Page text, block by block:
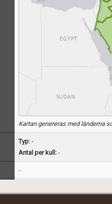
Kartan genereras med länderna
Typ:-
Antal per kull:-
-